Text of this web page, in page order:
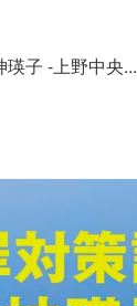
子 -上野中央...